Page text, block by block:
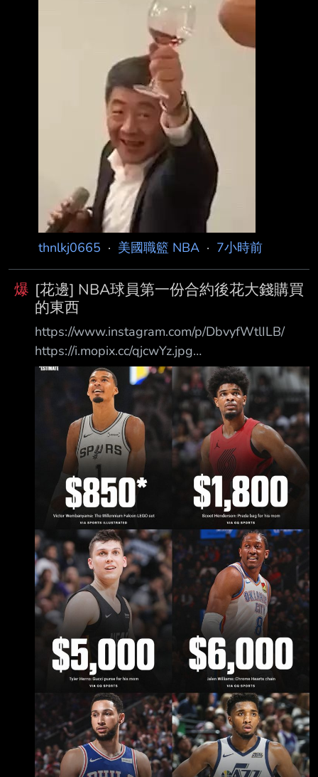
享年29歲，震驚NBA。時隔近3個 月，洛杉磯郡
法醫辦公室公布死因調查結果，確認克拉克死於
海洛因與古柯鹼共同作用， 死亡方式則被判定
為「意外」。 克拉克於5月11日晚間被發現倒臥
在洛杉磯聖費爾南多谷一處住宅的臥室內，當救
護人員 抵達現場時已失去生命跡象，隨後當場
宣告死亡。根據當時美國媒體報導，現場曾發現
毒 品，但警方並未發現涉及他殺的跡象。 克拉
克的驟逝當時震撼N
thnlkj0665 · 美國職籃 NBA · 7小時前
爆 [花邊] NBA球員第一份合約後花大錢購買
的東西
https://www.instagram.com/p/DbvyfWtlILB/
https://i.mopix.cc/qjcwYz.jpg
https://i.mopix.cc/6sHNIU.jpg Just a few of the
big purchases NBA players spent their money
on after signing their first contract NBA球員在
簽下人生第一份合約後，花大錢購買的幾樣東西
1. Victor Wembanyama：樂高《星際